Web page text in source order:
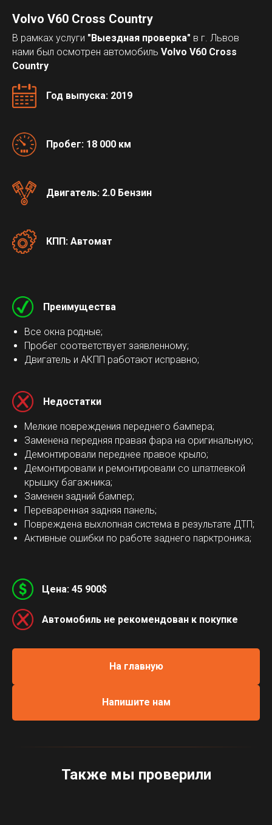
Volvo V60 Cross Country
В рамках услуги "Выездная проверка" в г. Львов
нами был осмотрен автомобиль Volvo V60 Cross
Country
Год выпуска: 2019
Пробег: 18 000 км
Двигатель: 2.0 Бензин
КПП: Автомат
Преимущества
Все окна родные;
Пробег соответствует заявленному;
Двигатель и АКПП работают исправно;
Недостатки
Мелкие повреждения переднего бампера;
Заменена передняя правая фара на оригинальную;
Демонтировали переднее правое крыло;
Демонтировали и ремонтировали со шпатлевкой
крышку багажника;
Заменен задний бампер;
Переваренная задняя панель;
Повреждена выхлопная система в результате ДТП;
Активные ошибки по работе заднего парктроника;
Цена: 45 900$
Автомобиль не рекомендован к покупке
На главную
Напишите нам
Также мы проверили